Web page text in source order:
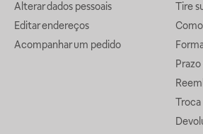
Alterar dados pessoais
Editar endereços
Acompanhar um pedido
Tire
Troca